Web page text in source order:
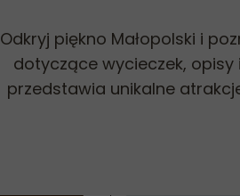
Odkryj piękno Małopolski i
dotyczące wycieczek,
przedstawia unikalne